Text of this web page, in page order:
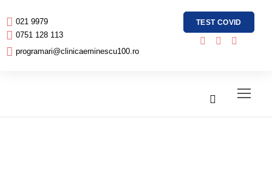
021 9979
0751 128 113
programari@clinicaeminescu100.ro
TEST COVID